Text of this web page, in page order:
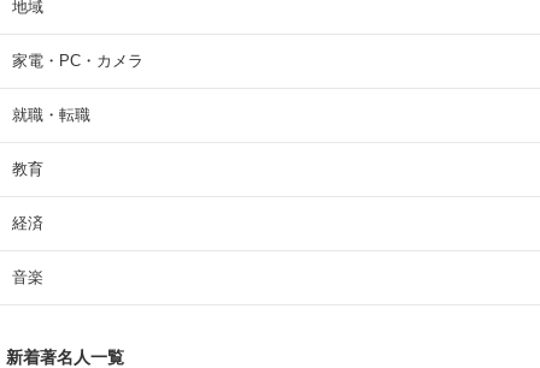
地域
家電・PC・カメラ
就職・転職
教育
経済
音楽
新着著名人一覧